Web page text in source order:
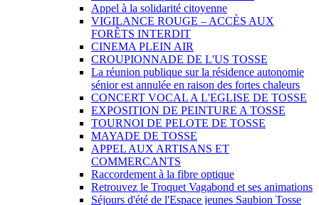
Appel à la solidarité citoyenne
VIGILANCE ROUGE – ACCÈS AUX
FORÊTS INTERDIT
CINEMA PLEIN AIR
CROUPIONNADE DE L'US TOSSE
La réunion publique sur la résidence autonomie
sénior est annulée en raison des fortes chaleurs
CONCERT VOCAL A L'EGLISE DE TOSSE
EXPOSITION DE PEINTURE A TOSSE
TOURNOI DE PELOTE DE TOSSE
MAYADE DE TOSSE
APPEL AUX ARTISANS ET
COMMERCANTS
Raccordement à la fibre optique
Retrouvez le Troquet Vagabond et ses animations
Séjours d'été de l'Espace jeunes Saubion Tosse